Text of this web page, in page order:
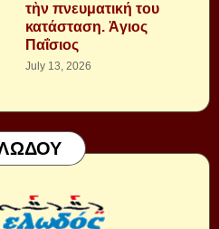
τὴν πνευματική του
κατάσταση. Ἁγιος
Παΐσιος
July 13, 2026